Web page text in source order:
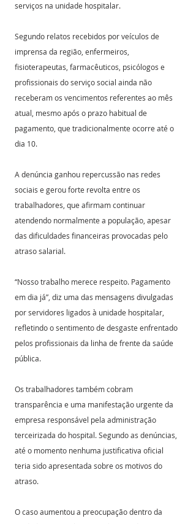
serviços na unidade hospitalar.
Segundo relatos recebidos por veículos de
imprensa da região, enfermeiros,
fisioterapeutas, farmacêuticos, psicólogos e
profissionais do serviço social ainda não
receberam os vencimentos referentes ao mês
atual, mesmo após o prazo habitual de
pagamento, que tradicionalmente ocorre até o
dia 10.
A denúncia ganhou repercussão nas redes
sociais e gerou forte revolta entre os
trabalhadores, que afirmam continuar
atendendo normalmente a população, apesar
das dificuldades financeiras provocadas pelo
atraso salarial.
“Nosso trabalho merece respeito. Pagamento
em dia já”, diz uma das mensagens divulgadas
por servidores ligados à unidade hospitalar,
refletindo o sentimento de desgaste enfrentado
pelos profissionais da linha de frente da saúde
pública.
Os trabalhadores também cobram
transparência e uma manifestação urgente da
empresa responsável pela administração
terceirizada do hospital. Segundo as denúncias,
até o momento nenhuma justificativa oficial
teria sido apresentada sobre os motivos do
atraso.
O caso aumentou a preocupação dentro da